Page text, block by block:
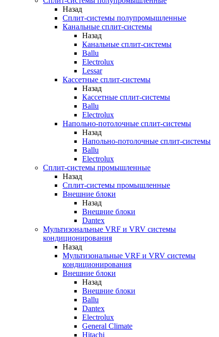
Назад
Сплит-системы полупромышленные
Канальные сплит-системы
Назад
Канальные сплит-системы
Ballu
Electrolux
Lessar
Кассетные сплит-системы
Назад
Кассетные сплит-системы
Ballu
Electrolux
Напольно-потолочные сплит-системы
Назад
Напольно-потолочные сплит-системы
Ballu
Electrolux
Сплит-системы промышленные
Назад
Сплит-системы промышленные
Внешние блоки
Назад
Внешние блоки
Dantex
Мультизональные VRF и VRV системы
кондиционирования
Назад
Мультизональные VRF и VRV системы
кондиционирования
Внешние блоки
Назад
Внешние блоки
Ballu
Dantex
Electrolux
General Climate
Hitachi